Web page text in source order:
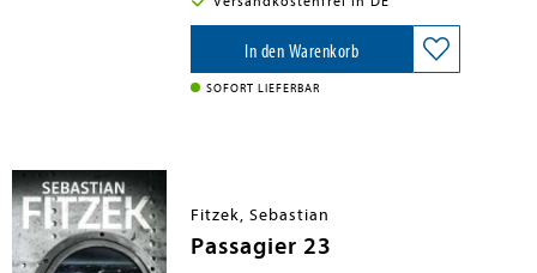
Europa alle Stromnetze zusammen. Der
totale Blackout. Der italienische
Informatiker Piero Manzano vermutet
einen Hackerangriff und versucht, die
Behörden zu warnen - erfolglos. Als
raffiniert wie gnadenlos ist.
Unterdessen liegt ganz Europa im
Dunkeln, und der Kampf ums Überleben
beginnt ...
atemberaubenden Spannungsstrang
zusammen.«
von Marc Elsberg: EDEN - Wenn das
Sterben beginnt
Außerdem erhältlich:
BLACKOUT als Premiumausgabe - mit
einer exklusiven Kurzgeschichte von
°C - Celsius
EDEN - Wenn das Sterben beginnt
In den Warenkorb
SOFORT LIEFERBAR
Fitzek, Sebastian
Passagier 23